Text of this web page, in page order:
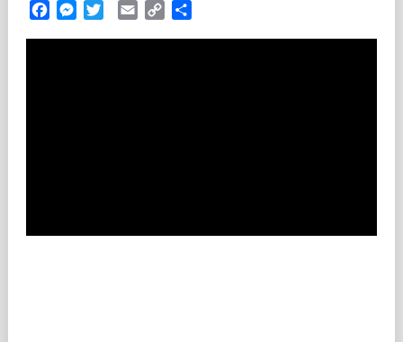
FacebookMessenger
TwitterEmail Copy